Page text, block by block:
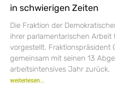
in schwierigen Zeiten
Die Fraktion der
ihrer parlamentarischen
vorgestellt. Fraktionspräsident
gemeinsam mit seinen 13
arbeitsintensives Jahr zurück.
weiterlesen...